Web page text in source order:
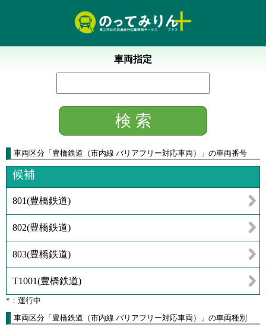
車両指定
車両区分 「 豊橋鉄道（市内線 バリアフリー対応車両） 」 の車両番号
候補
801(豊橋鉄道)
802(豊橋鉄道)
803(豊橋鉄道)
T1001(豊橋鉄道)
*：運行中
車両区分「豊橋鉄道（市内線 バリアフリー対応車両）」の車両種別